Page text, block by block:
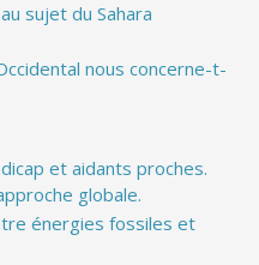
sujet du Sahara
nous concerne-t-
et aidants proches.
globale.
énergies fossiles et